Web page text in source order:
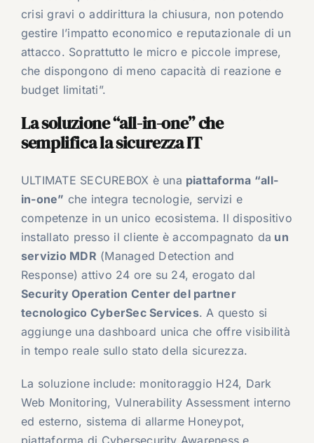
crisi gravi o addirittura la chiusura, non potendo
gestire l’impatto economico e reputazionale di un
attacco. Soprattutto le micro e piccole imprese,
che dispongono di meno capacità di reazione e
budget limitati”.
La soluzione “all-in-one” che
semplifica la sicurezza IT
ULTIMATE SECUREBOX è una piattaforma “all-
in-one” che integra tecnologie, servizi e
competenze in un unico ecosistema. Il dispositivo
installato presso il cliente è accompagnato da un
servizio MDR (Managed Detection and
Response) attivo 24 ore su 24, erogato dal
Security Operation Center del partner
tecnologico CyberSec Services. A questo si
aggiunge una dashboard unica che offre visibilità
in tempo reale sullo stato della sicurezza.
La soluzione include: monitoraggio H24, Dark
Web Monitoring, Vulnerability Assessment interno
ed esterno, sistema di allarme Honeypot,